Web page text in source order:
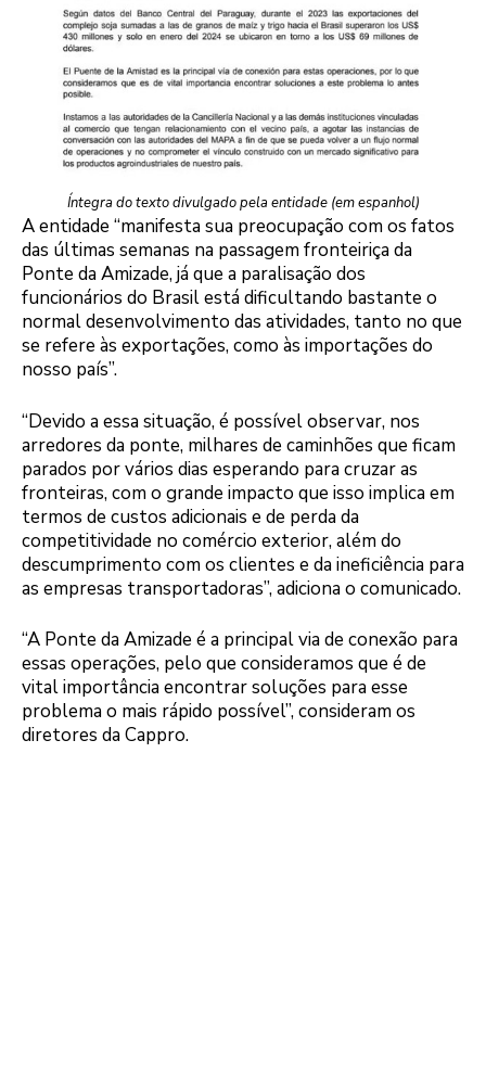
Íntegra do texto divulgado pela entidade (em espanhol)
A entidade “manifesta sua preocupação com os fatos
das últimas semanas na passagem fronteiriça da
Ponte da Amizade, já que a paralisação dos
funcionários do Brasil está dificultando bastante o
normal desenvolvimento das atividades, tanto no que
se refere às exportações, como às importações do
nosso país”.
“Devido a essa situação, é possível observar, nos
arredores da ponte, milhares de caminhões que ficam
parados por vários dias esperando para cruzar as
fronteiras, com o grande impacto que isso implica em
termos de custos adicionais e de perda da
competitividade no comércio exterior, além do
descumprimento com os clientes e da ineficiência para
as empresas transportadoras”, adiciona o comunicado.
“A Ponte da Amizade é a principal via de conexão para
essas operações, pelo que consideramos que é de
vital importância encontrar soluções para esse
problema o mais rápido possível”, consideram os
diretores da Cappro.